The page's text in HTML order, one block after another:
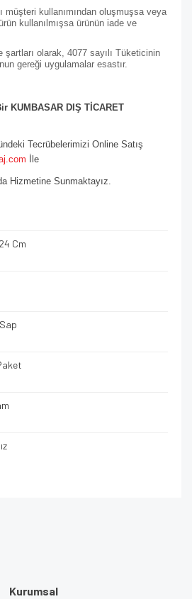
müşteri kullanımından oluşmuşsa veya
kullanılmışsa ürünün iade ve
olarak, 4077 sayılı Tüketicinin
gereği uygulamalar esastır.
KUMBASAR DIŞ TİCARET
Tecrübelerimizi Online Satış
İle
Hizmetine Sunmaktayız.
Cm
Kurumsal